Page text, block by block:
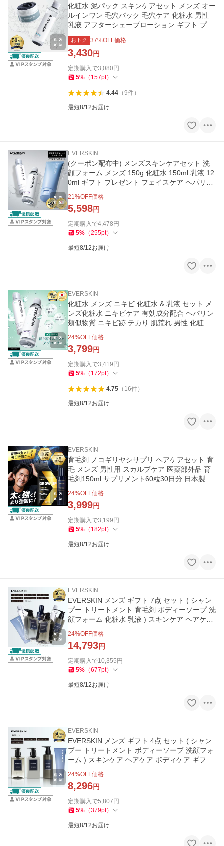
化粧水 泥パック スキンケアセット メンズ オー
ルインワン 毛穴パック 毛穴ケア 化粧水 男性
乳液 アフターシェーブローション ギフト プレ
ゼント EVERSKIN
おトク 37%OFF価格
3,430円
定期購入で3,080 円
5% （ 157pt）
4.44（9件）
最短8/12お届け
EVERSKIN
(クーポン配布中) メンズスキンケアセット 洗
顔フォーム メンズ 150g 化粧水 150ml 乳液 12
0ml ギフト プレゼント フェイスケア ヘパリン
EVERSKIN
21%OFF価格
5,598円
定期購入で4,478 円
5% （255pt）
最短8/12お届け
EVERSKIN
化粧水 メンズ ニキビ 化粧水 & 乳液 セット メ
ンズ化粧水 ニキビケア 有効成分配合 ヘパリン
類似物質 ニキビ跡 テカり 肌荒れ 男性 化粧水1
50ml 乳液120ml
24%OFF価格
3,799円
定期購入で3,419 円
5% （ 172pt）
4.75（ 16件）
最短8/12お届け
EVERSKIN
育毛剤 ノコギリヤシサプリ ヘアケアセット 育
毛 メンズ 男性用 スカルプケア 医薬部外品 育
毛剤150ml サプリメント60粒30日分 日本製
24%OFF価格
3,999円
定期購入で3,199 円
5% （ 182pt）
最短8/12お届け
EVERSKIN
EVERSKIN メンズ ギフト 7点 セット ( シャン
プー トリートメント 育毛剤 ボディーソープ 洗
顔フォーム 化粧水 乳液 ) スキンケア ヘアケア
ボディケア
24%OFF価格
14,793円
定期購入で10,355 円
5% （677pt）
最短8/12お届け
EVERSKIN
EVERSKIN メンズ ギフト 4点 セット ( シャン
プー トリートメント ボディーソープ 洗顔フォ
ーム ) スキンケア ヘアケア ボディケア ギフト
プレゼント
24%OFF価格
8,296円
定期購入で5,807 円
5% （379pt）
最短8/12お届け